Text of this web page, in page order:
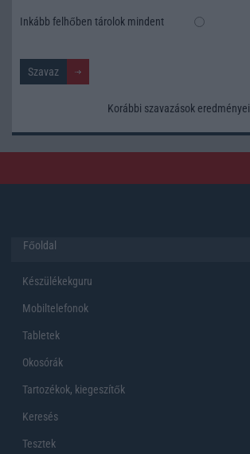
Inkább felhőben tárolok mindent
Korábbi szavazások eredményei
Főoldal
Készülékekguru
Mobiltelefonok
Tabletek
Okosórák
Tartozékok, kiegeszítők
Keresés
Tesztek